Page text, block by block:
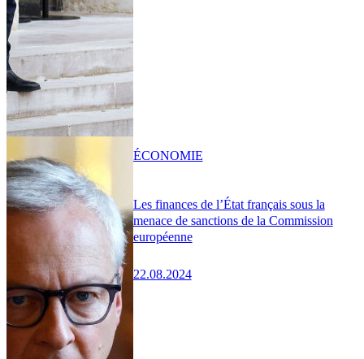
Les finances de l’État français sous la
menace de sanctions de la Commission
européenne
22.08.2024
ÉCONOMIE